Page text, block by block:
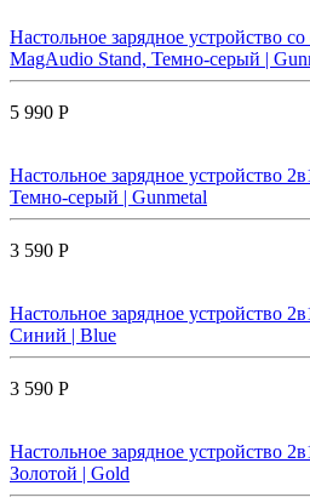
Настольное зарядное устройство
MagAudio Stand, Темно-серый |
5 990 Р
Настольное зарядное устройство
Темно-серый | Gunmetal
3 590 Р
Настольное зарядное устройство
Синий | Blue
3 590 Р
Настольное зарядное устройство
Золотой | Gold